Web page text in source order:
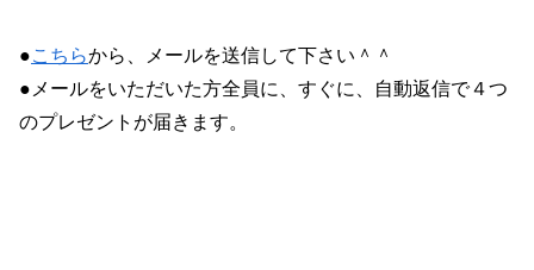
●こちらから、メールを送信して下さい＾＾
●メールをいただいた方全員に、すぐに、自動返信で４つ
のプレゼントが届きます。